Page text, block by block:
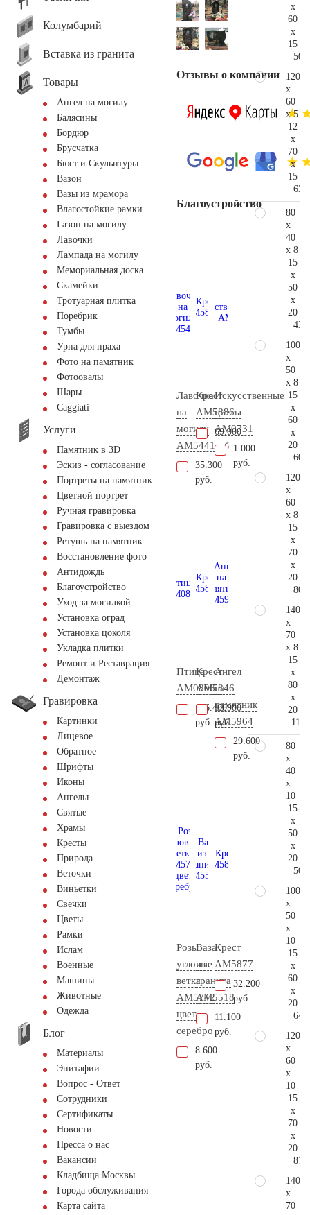
Колумбарий
Вставка из гранита
Товары
Ангел на могилу
Балясины
Бордюр
Брусчатка
Бюст и Скульптуры
Вазон
Вазы из мрамора
Влагостойкие рамки
Газон на могилу
Лавочки
Лампада на могилу
Мемориальная доска
Скамейки
Тротуарная плитка
Поребрик
Тумбы
Урна для праха
Фото на памятник
Фотоовалы
Шары
Сaggiati
Услуги
Памятник в 3D
Эскиз - согласование
Портреты на памятник
Цветной портрет
Ручная гравировка
Гравировка с выездом
Ретушь на памятник
Восстановление фото
Антидождь
Благоустройство
Уход за могилкой
Установка оград
Установка цоколя
Укладка плитки
Ремонт и Реставрация
Демонтаж
Гравировка
Картинки
Лицевое
Обратное
Шрифты
Иконы
Ангелы
Святые
Храмы
Кресты
Природа
Веточки
Виньетки
Свечки
Цветы
Рамки
Ислам
Военные
Машины
Животные
Одежда
Блог
Материалы
Эпитафии
Вопрос - Ответ
Сотрудники
Сертификаты
Новости
Пресса о нас
Вакансии
Кладбища Москвы
Города обслуживания
Карта сайта
Отзывы о компании
Благоустройство
Лавочка
на
могилу
AM5441
35.300
руб.
Крест
AM5886
69.000
руб.
Искусственные
цветы
AM0731
1.000
руб.
Птица
AM0806
126.400
руб.
Крест
AM5846
13.900
руб.
Ангел
на
памятник
AM5964
29.600
руб.
Розы
угловые
ветка
AM5742
цвет
серебро
8.600
руб.
Ваза
из
гранита
AM5518
11.100
руб.
Крест
AM5877
32.200
руб.
x
60
x
15
120
x
60
x 5
12
x
70
x
15
80
x
40
x 8
15
x
50
x
20
100
x
50
x 8
15
x
60
x
20
120
x
60
x 8
15
x
70
x
20
140
x
70
x 8
15
x
80
x
20
80
x
40
x
10
15
x
50
x
20
100
x
50
x
10
15
x
60
x
20
120
x
60
x
10
15
x
70
x
20
140
x
70